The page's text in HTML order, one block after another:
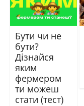
Бути чи не
бути?
Дізнайся
яким
фермером
ти можеш
стати (тест)